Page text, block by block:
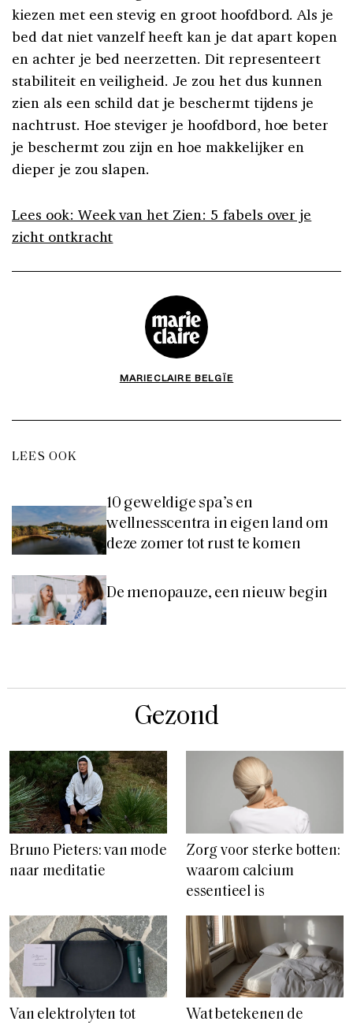
kiezen met een stevig en groot hoofdbord. Als je
bed dat niet vanzelf heeft kan je dat apart kopen
en achter je bed neerzetten. Dit representeert
stabiliteit en veiligheid. Je zou het dus kunnen
zien als een schild dat je beschermt tijdens je
nachtrust. Hoe steviger je hoofdbord, hoe beter
je beschermt zou zijn en hoe makkelijker en
dieper je zou slapen.
Lees ook: Week van het Zien: 5 fabels over je
zicht ontkracht
MARIECLAIRE BELGÏE
LEES OOK
10 geweldige spa’s en
wellnesscentra in eigen land om
deze zomer tot rust te komen
De menopauze, een nieuw begin
Gezond
Bruno Pieters: van mode
naar meditatie
Zorg voor sterke botten:
waarom calcium
essentieel is
Van elektrolyten tot Wat betekenen de